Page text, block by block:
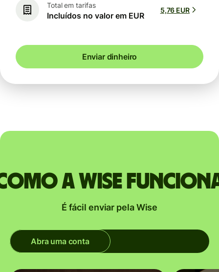
Total em tarifas
Incluídos no valor em EUR
5,76 EUR
Enviar dinheiro
a Wise
É fácil enviar pela Wise
Abra uma conta